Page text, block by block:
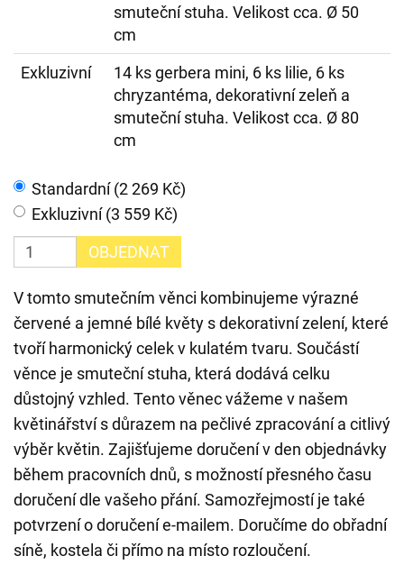
smuteční stuha. Velikost cca. Ø 50
cm
Exkluzivní
14 ks gerbera mini, 6 ks lilie, 6 ks
chryzantéma, dekorativní zeleň a
smuteční stuha. Velikost cca. Ø 80
cm
Standardní (2 269 Kč)
Exkluzivní (3 559 Kč)
OBJEDNAT
V tomto smutečním věnci kombinujeme výrazné
červené a jemné bílé květy s dekorativní zelení, které
tvoří harmonický celek v kulatém tvaru. Součástí
věnce je smuteční stuha, která dodává celku
důstojný vzhled. Tento věnec vážeme v našem
květinářství s důrazem na pečlivé zpracování a citlivý
výběr květin. Zajišťujeme doručení v den objednávky
během pracovních dnů, s možností přesného času
doručení dle vašeho přání. Samozřejmostí je také
potvrzení o doručení e-mailem. Doručíme do obřadní
síně, kostela či přímo na místo rozloučení.